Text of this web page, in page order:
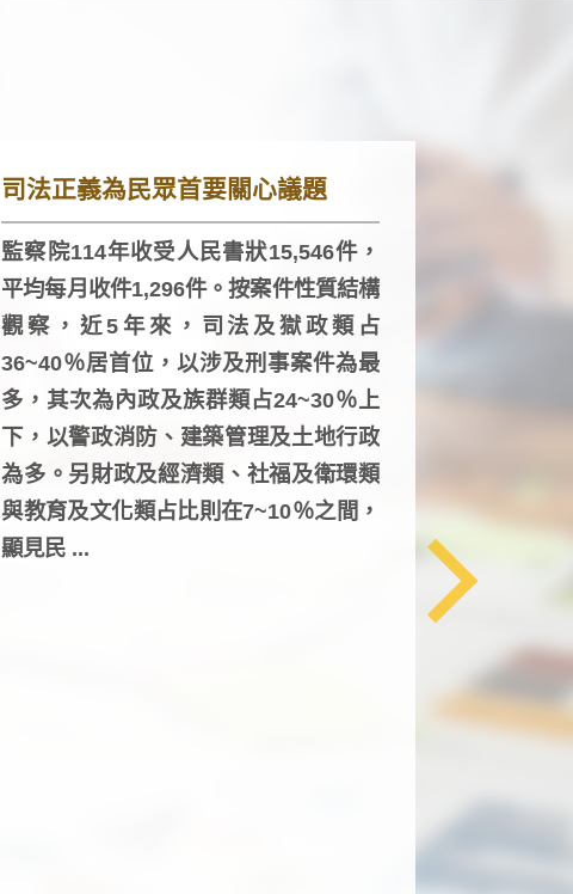
司法正義為民眾首要關心議題
監察院114年收受人民書狀15,546件，
平均每月收件1,296件。按案件性質結構
觀察，近5年來，司法及獄政類占
36~40％居首位，以涉及刑事案件為最
多，其次為內政及族群類占24~30％上
下，以警政消防、建築管理及土地行政
為多。另財政及經濟類、社福及衛環類
與教育及文化類占比則在7~10％之間，
顯見民 ...